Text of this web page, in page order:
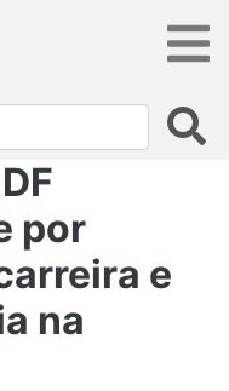
por
e
na